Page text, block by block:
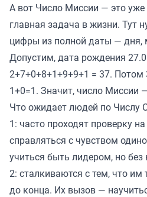
А вот Число Миссии — это
главная задача в жизни. Тут
цифры из полной даты — дня,
Допустим, дата рождения
2+7+0+8+1+9+9+1 = 37.
1+0=1. Значит, число Миссии
Что ожидает людей по Числу
1: часто проходят проверку
справляться с чувством
учиться быть лидером, но без
2: сталкиваются с тем, что
до конца. Их вызов —